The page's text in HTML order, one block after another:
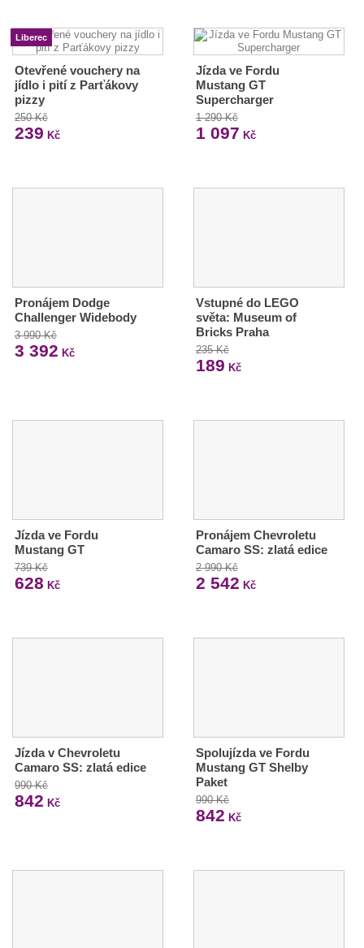
Liberec
Otevřené vouchery na
jídlo i pití z Parťákovy
pizzy
250 Kč
239 Kč
Jízda ve Fordu
Mustang GT
Supercharger
1 290 Kč
1 097 Kč
Pronájem Dodge
Challenger Widebody
3 990 Kč
3 392 Kč
Vstupné do LEGO
světa: Museum of
Bricks Praha
235 Kč
189 Kč
Jízda ve Fordu
Mustang GT
739 Kč
628 Kč
Pronájem Chevroletu
Camaro SS: zlatá edice
2 990 Kč
2 542 Kč
Jízda v Chevroletu
Camaro SS: zlatá edice
990 Kč
842 Kč
Spolujízda ve Fordu
Mustang GT Shelby
Paket
990 Kč
842 Kč